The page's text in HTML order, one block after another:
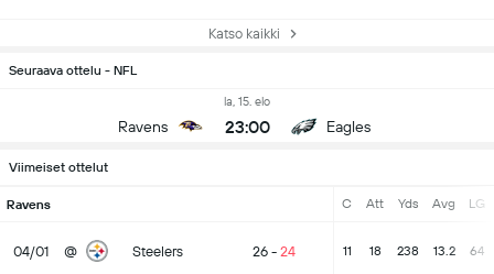
Katso kaikki
Seuraava ottelu - NFL
Ravens
la, 15. elo
23:00 Eagles
Viimeiset ottelut
Ravens C Att Yds Avg LG
04/01 @ Steelers 26- 24 11 18 238 13.2 64